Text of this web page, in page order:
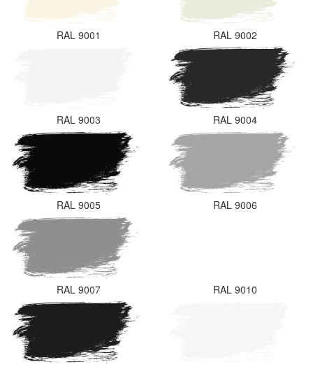
RAL 9001 RAL 9002
RAL 9003 RAL 9004
RAL 9005 RAL 9006
RAL 9007 RAL 9010